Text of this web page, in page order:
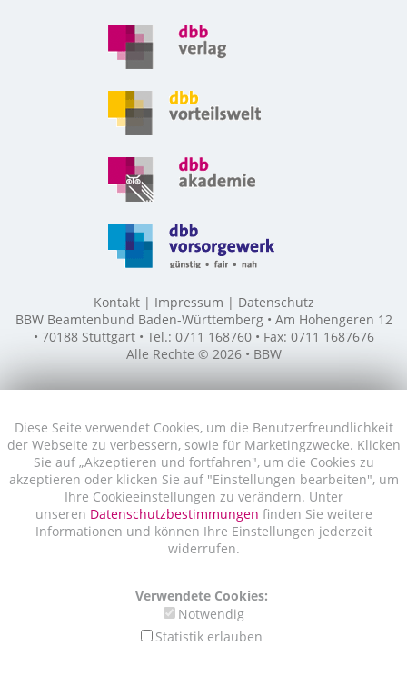
Diese Seite verwendet Cookies, um die Benutzerfreundlichkeit
der Webseite zu verbessern, sowie für Marketingzwecke. Klicken
Sie auf „Akzeptieren und fortfahren", um die Cookies zu
akzeptieren oder klicken Sie auf "Einstellungen bearbeiten", um
Ihre Cookieeinstellungen zu verändern. Unter
unseren Datenschutzbestimmungen finden Sie weitere
Informationen und können Ihre Einstellungen jederzeit
widerrufen.
Verwendete Cookies:
Notwendig
Statistik erlauben
Kontakt Impressum
Datenschutz
BBW Beamtenbund Baden-Württemberg • Am Hohengeren 12
• 70188 Stuttgart • Tel.: 0711 168760 • Fax: 0711 1687676
Alle Rechte © 2026 • BBW